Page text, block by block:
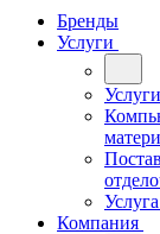
Бренды
Услуги
Услуги
Компания